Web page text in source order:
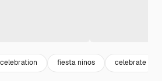
fiesta ninos celebrate